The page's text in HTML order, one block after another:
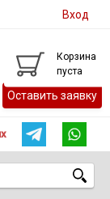
Вход
Корзина
пуста
Оставить заявку